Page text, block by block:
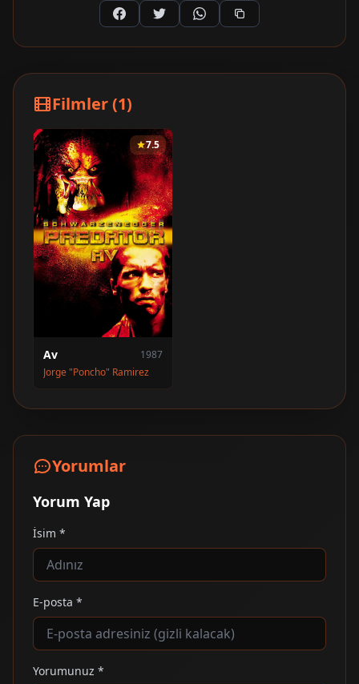
Filmler (1)
7.5
Av
1987
Jorge "Poncho" Ramirez
Yorumlar
Yorum Yap
İsim *
E-posta *
Yorumunuz *